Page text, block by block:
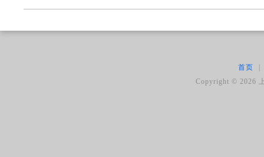
首页
Copyright ©2026